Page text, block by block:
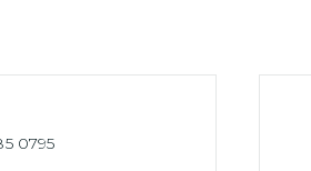
0795